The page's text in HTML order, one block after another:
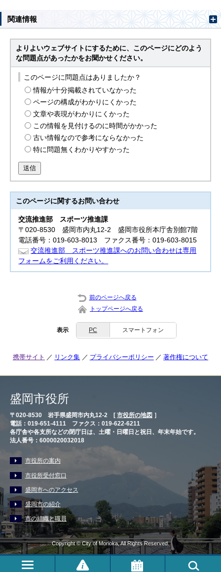
関連情報
よりよいウェブサイトにするために、このページにどのよう
な問題点があったかをお聞かせください。
このページに問題点はありましたか？
情報が十分掲載されていなかった
ページの構成がわかりにくかった
文章や表現がわかりにくかった
この情報を見付けるのに時間がかかった
古い情報なので参考にならなかった
特に問題無くわかりやすかった
送信
このページに関するお問い合わせ
交流推進部 スポーツ推進課
〒020-8530 盛岡市内丸12-2 盛岡市役所本庁舎別館7階
電話番号：019-603-8013 ファクス番号：019-603-8015
交流推進部 スポーツ推進課へのお問い合わせは専用
フォームをご利用ください。
前のページへ戻る
トップページへ戻る
表示 PC スマートフォン
携帯サイト リンク集 プライバシーポリシー 著作権について
盛岡市役所
〒020-8530 岩手県盛岡市内丸12-2 [ 市役所の地図 ］
電話：019-651-4111 ファクス：019-622-6211
各庁舎や各支所などの閉庁日は、土曜・日曜日と祝日、年末年始です。
法人番号：6000020032018
市役所の案内
市役所受付窓口
盛岡市へのアクセス
盛岡市の紹介
市の組織と職員
Copyright © City of Morioka, All Rights Reserved.